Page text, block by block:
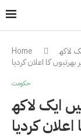
Home
لاکھ
کا اعلان کردیا
حکومت
ایک لاکھ
کردیا